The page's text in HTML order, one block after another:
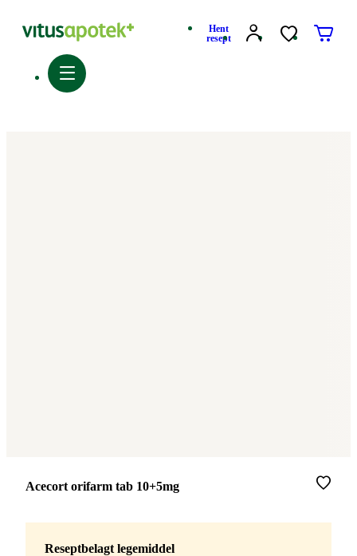
Hent
resept
Merke:
Acecort orifarm tab 10+5mg
Reseptbelagt legemiddel